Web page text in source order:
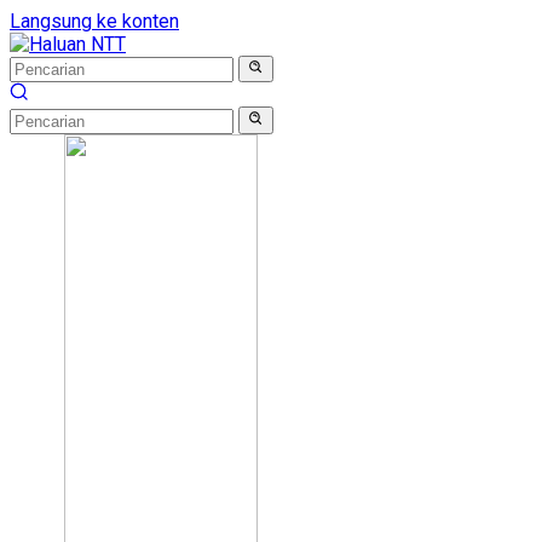
Langsung ke konten